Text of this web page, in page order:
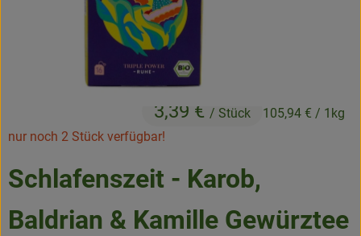
Naturwaren
Vorratskammer
So geht’s
Über Grünland
Schlafenszeit - Karob,
Baldrian & Kamille Gewürztee
3,39 € / Stück 105,94 € / 1kg
nur noch 2 Stück verfügbar!